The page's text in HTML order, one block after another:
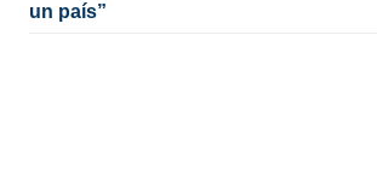
un país”